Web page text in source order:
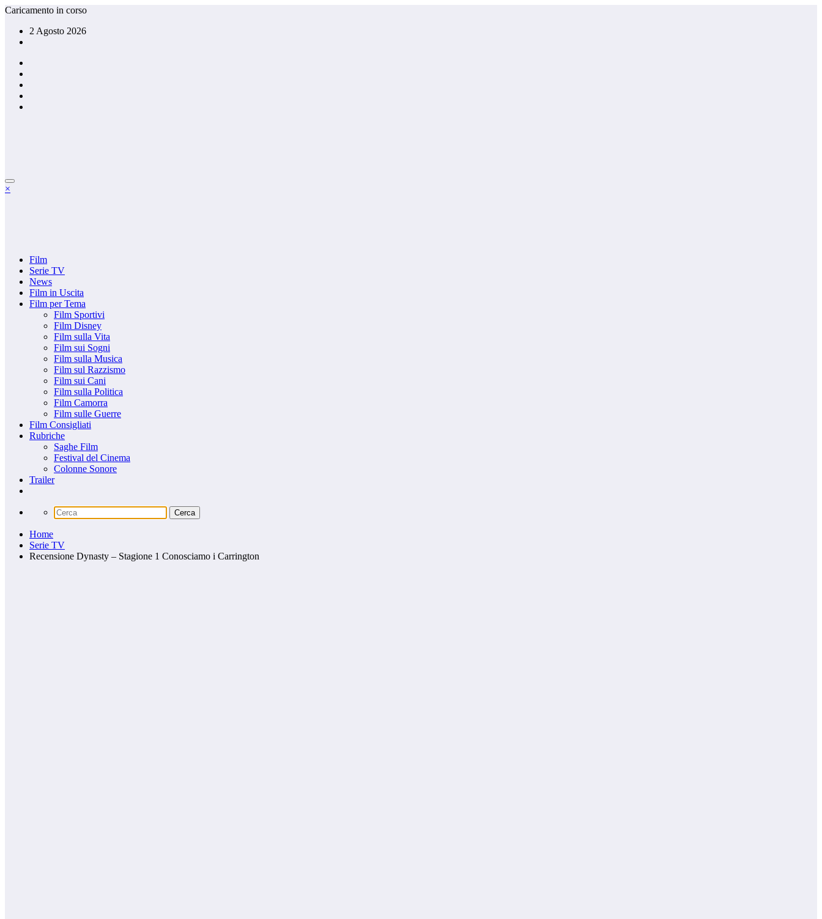
Vai
contenuto
Caricamento in corso
2 Agosto 2026
×
Film
Serie TV
News
Film in Uscita
Film per Tema
Film Sportivi
Film Disney
Film sulla Vita
Film sui Sogni
Film sulla Musica
Film sul Razzismo
Film sui Cani
Film sulla Politica
Film Camorra
Film sulle Guerre
Film Consigliati
Rubriche
Saghe Film
Festival del Cinema
Colonne Sonore
Trailer
Home
Serie TV
Recensione Dynasty – Stagione 1 Conosciamo i Carrington